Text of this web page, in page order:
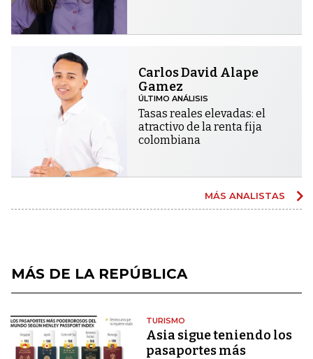
Carlos David Alape
Gamez
ÚLTIMO ANÁLISIS
Tasas reales elevadas: el
atractivo de la renta fija
colombiana
MÁS ANALISTAS
MÁS DE LA REPÚBLICA
TURISMO
Asia sigue teniendo los
pasaportes más